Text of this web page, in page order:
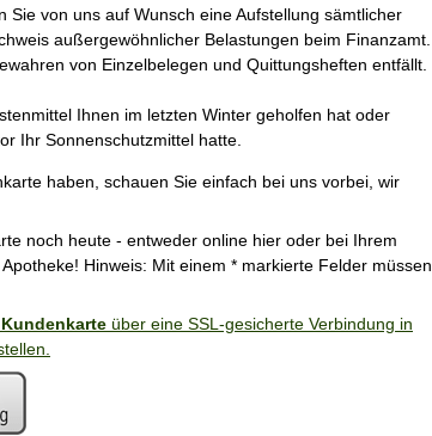
Sie von uns auf Wunsch eine Aufstellung sämtlicher
außergewöhnlicher Belastungen beim Finanzamt.
von Einzelbelegen und Quittungsheften entfällt.
Ihnen im letzten Winter geholfen hat oder
Ihr Sonnenschutzmittel hatte.
haben, schauen Sie einfach bei uns vorbei, wir
noch heute - entweder online hier oder bei Ihrem
Hinweis: Mit einem * markierte Felder müssen
über eine SSL-gesicherte Verbindung in